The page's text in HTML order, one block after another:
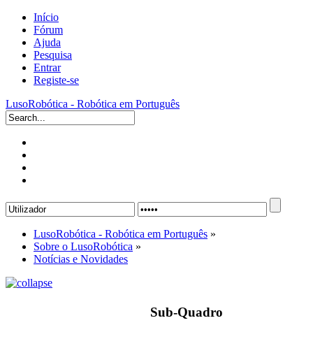
Início
Fórum
Ajuda
Pesquisa
Entrar
Registe-se
LusoRobótica - Robótica em Português
LusoRobótica - Robótica em Português »
Sobre o LusoRobótica »
Notícias e Novidades
Sub-Quadro